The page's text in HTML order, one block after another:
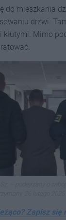
do mieszkania
drzwi.
kłutymi. Mimo
Zapisz się